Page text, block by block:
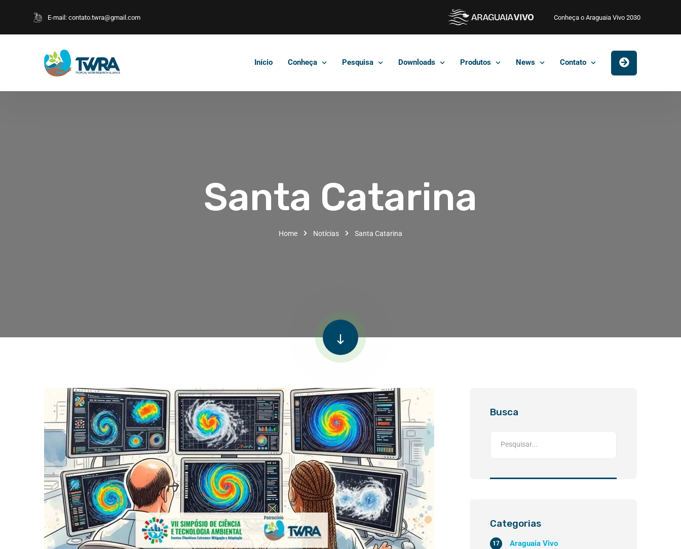
E-mail: contato.twra@gmail.com Conheça o Araguaia Vivo 2030
Início Conheça Pesquisa Downloads Produtos News Contato
Santa Catarina
Home Notícias Santa Catarina
Busca
Categorias
Araguaia Vivo
17